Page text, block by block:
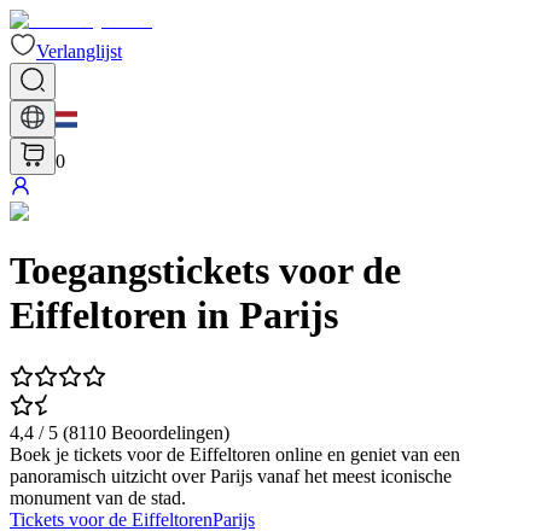
Verlanglijst
0
Toegangstickets voor de
Eiffeltoren in Parijs
4,4 / 5 (8110 Beoordelingen)
Boek je tickets voor de Eiffeltoren online en geniet van een
panoramisch uitzicht over Parijs vanaf het meest iconische
monument van de stad.
Tickets voor de EiffeltorenParijs